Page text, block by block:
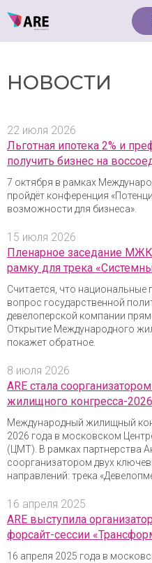
НОВОСТИ
22 июля 2026
Льготная ипотека 2% и
получить бизнес на
7 октября в рамках
пройдёт конференция
возможности для бизнеса».
15 июля 2026
Пленарное заседание
рамку для трека
Считается, что
вопрос государственной
девелоперской компании
Открытие Международного
покажет обратное.
8 июля 2026
ARE стала
жилищного конгресса-
Международный жилищный
2026 года в московском
(ЦМТ). В рамках партнерства
соорганизатором двух
направлений: трека
16 апреля 2025
ARE выступила
форсайт-сессии
16 апреля 2025 года в